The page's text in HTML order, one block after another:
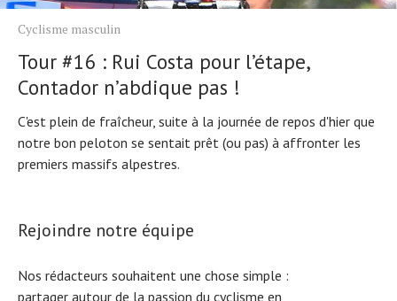
Cyclisme masculin
Tour #16 : Rui Costa pour l’étape,
Contador n’abdique pas !
C'est plein de fraîcheur, suite à la journée de repos d'hier que
notre bon peloton se sentait prêt (ou pas) à affronter les
premiers massifs alpestres.
Rejoindre notre équipe
Nos rédacteurs souhaitent une chose simple :
partager autour de la passion du cyclisme en